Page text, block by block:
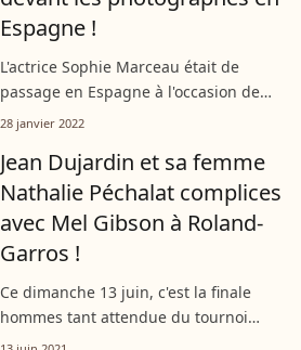
Espagne !
L'actrice Sophie Marceau était de
passage en Espagne à l'occasion de
l'avant première du film de François
comédienne est apparue radieuse,
touchée...
28 janvier 2022
Jean Dujardin et sa femme
Nathalie Péchalat complices
avec Mel Gibson à Roland-
Garros !
Ce dimanche 13 juin, c'est la finale
hommes tant attendue du tournoi
parisien de terre battue de Roland-